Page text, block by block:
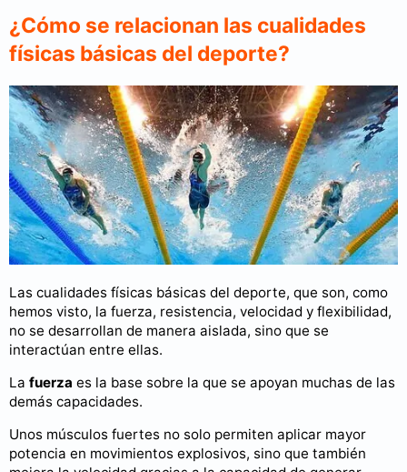
¿Cómo se relacionan las cualidades
físicas básicas del deporte?
Las cualidades físicas básicas del deporte, que son, como
hemos visto, la fuerza, resistencia, velocidad y flexibilidad,
no se desarrollan de manera aislada, sino que se
interactúan entre ellas.
La fuerza es la base sobre la que se apoyan muchas de las
demás capacidades.
Unos músculos fuertes no solo permiten aplicar mayor
potencia en movimientos explosivos, sino que también